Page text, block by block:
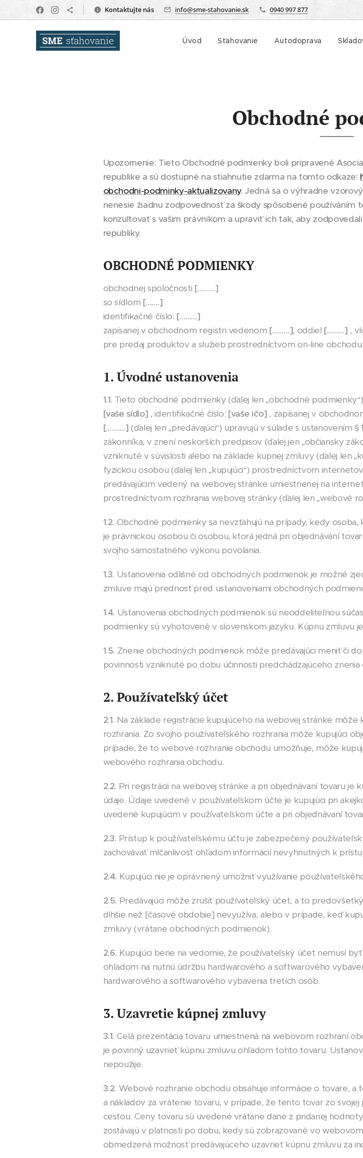
Kontaktujte nás info@sme-stahovanie.sk 0940 997 877
Úvod Sťahovanie Autodoprava
Obchodné
Upozornenie: Tieto Obchodné podmienky boli pripravené
republike a sú dostupné na stiahnutie zdarma na tomto odkaze:
obchodni-podminky-aktualizovany. Jedná sa o výhradne
nenesie žiadnu zodpovednosť za škody spôsobené
konzultovať s vašim právnikom a upraviť ich tak, aby
republiky.
OBCHODNÉ PODMIENKY
obchodnej spoločnosti [………]
so sídlom […….]
identifikačné číslo: [………]
zapísanej v obchodnom registri vedenom [………], oddiel [………] ,
pre predaj produktov a služieb prostredníctvom on-line
1. Úvodné ustanovenia
1.1. Tieto obchodné podmienky (ďalej len „obchodné
[vaše sídlo] , identifikačné číslo: [vaše ičo] , zapísanej v
[……….] (ďalej len „predávajúci“) upravujú v súlade s ustanovením §
zákonníka, v znení neskorších predpisov (ďalej jen „občiansky
vzniknuté v súvislosti alebo na základe kupnej zmluvy (ďalej len
fyzickou osobou (ďalej len „kupujúci“) prostredníctvom
predávajúcim vedený na webovej stránke umiestnenej na
prostredníctvom rozhrania webovej stránky (ďalej len „webové
1.2. Obchodné podmienky sa nevzťahujú na prípady, kedy
je právnickou osobou či osobou, ktorá jedná pri objednávání
svojho samostatného výkonu povolania.
1.3. Ustanovenia odlišné od obchodných podmienok je možné
zmluve majú prednosť pred ustanoveniami obchodných
1.4. Ustanovenia obchodných podmienok sú neoddeliteľnou
podmienky sú vyhotovené v slovenskom jazyku. Kúpnu zmluvu
1.5. Znenie obchodných podmienok môže predávajúci meniť či
povinnosti vzniknuté po dobu účinnosti predchádzajúceho
2. Používateľský účet
2.1. Na základe registrácie kupujúceho na webovej stránke
rozhrania. Zo svojho používateľského rozhrania môže kupujúci
prípade, že to webové rozhranie obchodu umožňuje, môže
webového rozhrania obchodu.
2.2. Pri registrácii na webovej stránke a pri objednávaní tovaru je
údaje. Údaje uvedené v používateľskom účte je kupujúci pri
uvedené kupujúcim v používateľskom účte a pri objednávaní
2.3. Prístup k používateľskému účtu je zabezpečený
zachovávať mlčanlivosť ohľadom informácií nevyhnutných k
2.4. Kupujúci nie je oprávnený umožniť využívanie
2.5. Predávajúci môže zrušiť používateľský účet, a to
dlhšie než [časové obdobie] nevyužíva, alebo v prípade, keď
zmluvy (vrátane obchodných podmienok).
2.6. Kupujúci berie na vedomie, že používateľský účet nemusí
ohľadom na nutnú údržbu hardwarového a softwarového
hardwarového a softwarového vybavenia tretích osôb.
3. Uzavretie kúpnej zmluvy
3.1. Celá prezentácia tovaru umiestnená na webovom rozhraní
je povinný uzavrieť kúpnu zmluvu ohľadom tohto tovaru.
nepoužije.
3.2. Webové rozhranie obchodu obsahuje informácie o tovare,
a nákladov za vrátenie tovaru, v prípade, že tento tovar zo
cestou. Ceny tovaru sú uvedené vrátane dane z pridanej
zostávajú v platnosti po dobu, kedy sú zobrazované vo
obmedzená možnosť predávajúceho uzavrieť kúpnu zmluvu za